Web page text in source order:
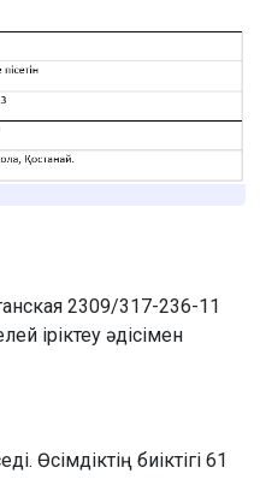
2309/317-236-11
іріктеу әдісімен
Өсімдіктің биіктігі 61